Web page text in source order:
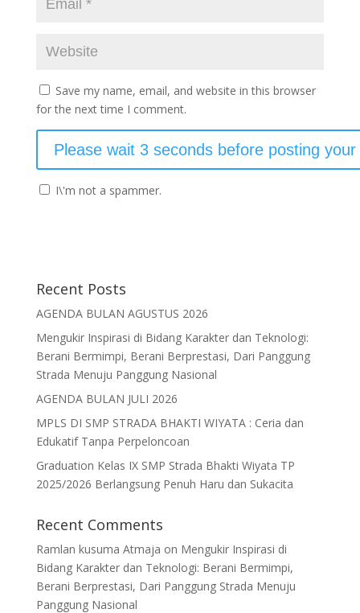
Save my name, email, and website in this browser
for the next time I comment.
I\'m not a spammer.
Recent Posts
AGENDA BULAN AGUSTUS 2026
Mengukir Inspirasi di Bidang Karakter dan Teknologi:
Berani Bermimpi, Berani Berprestasi, Dari Panggung
Strada Menuju Panggung Nasional
AGENDA BULAN JULI 2026
MPLS DI SMP STRADA BHAKTI WIYATA : Ceria dan
Edukatif Tanpa Perpeloncoan
Graduation Kelas IX SMP Strada Bhakti Wiyata TP
2025/2026 Berlangsung Penuh Haru dan Sukacita
Recent Comments
Ramlan kusuma Atmaja on Mengukir Inspirasi di
Bidang Karakter dan Teknologi: Berani Bermimpi,
Berani Berprestasi, Dari Panggung Strada Menuju
Panggung Nasional